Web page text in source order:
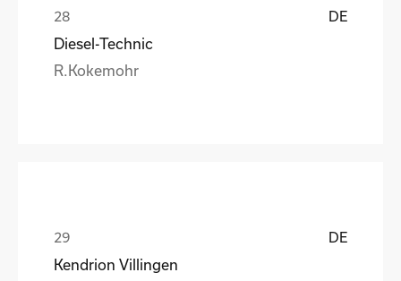
DE
Diesel-Technic
R.Kokemohr
DE
Kendrion Villingen